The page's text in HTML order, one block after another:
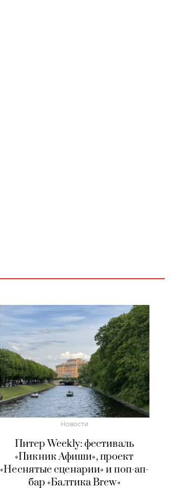
Новости
Питер Weekly: фестиваль
«Пикник Афиши», проект
«Неснятые сценарии» и поп-ап-
бар «Балтика Brew»